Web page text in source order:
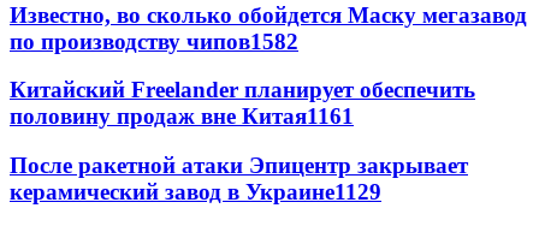
Известно, во сколько обойдется Маску мегазавод
по производству чипов1582
Китайский Freelander планирует обеспечить
половину продаж вне Китая1161
После ракетной атаки Эпицентр закрывает
керамический завод в Украине1129